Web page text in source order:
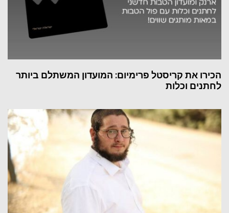
הכירו את קריסטל פרימיום: המועדון המשתלם ביותר
לחתנים וכלות